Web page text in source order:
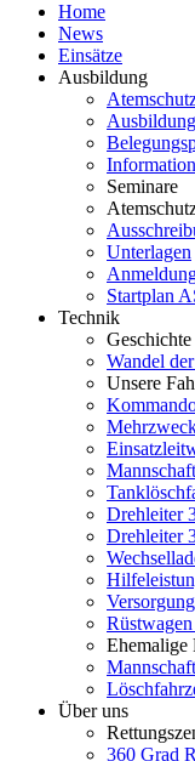
Home
News
Einsätze
Ausbildung
Ausbildung
Seminare
Unterlagen
Startplan
Technik
Wandel
Unsere
Drehleiter
Drehleiter
Rüstwagen
Ehemalige
Über uns
360 Grad